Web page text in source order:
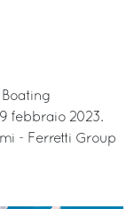
febbraio 2023.
- Ferretti Group